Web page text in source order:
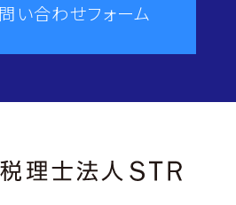
い合わせフォーム